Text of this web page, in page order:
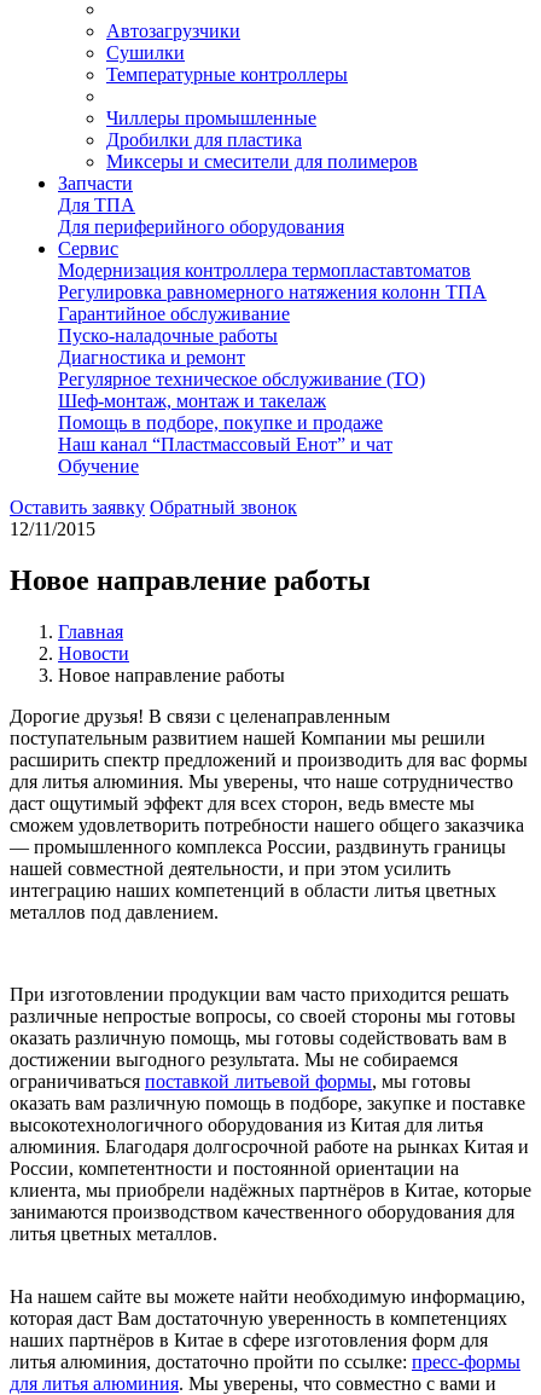
Автозагрузчики
Сушилки
Температурные контроллеры
Чиллеры промышленные
Дробилки для пластика
Миксеры и смесители для полимеров
Запчасти
Для ТПА
Для периферийного оборудования
Сервис
Модернизация контроллера термопластавтоматов
Регулировка равномерного натяжения колонн ТПА
Гарантийное обслуживание
Пуско-наладочные работы
Диагностика и ремонт
Регулярное техническое обслуживание (ТО)
Шеф-монтаж, монтаж и такелаж
Помощь в подборе, покупке и продаже
Наш канал “Пластмассовый Енот” и чат
Обучение
Оставить заявку Обратный звонок
12/11/2015
Новое направление работы
Главная
Новости
Новое направление работы
Дорогие друзья! В связи с целенаправленным
поступательным развитием нашей Компании мы решили
расширить спектр предложений и производить для вас формы
для литья алюминия. Мы уверены, что наше сотрудничество
даст ощутимый эффект для всех сторон, ведь вместе мы
сможем удовлетворить потребности нашего общего заказчика
— промышленного комплекса России, раздвинуть границы
нашей совместной деятельности, и при этом усилить
интеграцию наших компетенций в области литья цветных
металлов под давлением.
При изготовлении продукции вам часто приходится решать
различные непростые вопросы, со своей стороны мы готовы
оказать различную помощь, мы готовы содействовать вам в
достижении выгодного результата. Мы не собираемся
ограничиваться поставкой литьевой формы, мы готовы
оказать вам различную помощь в подборе, закупке и поставке
высокотехнологичного оборудования из Китая для литья
алюминия. Благодаря долгосрочной работе на рынках Китая и
России, компетентности и постоянной ориентации на
клиента, мы приобрели надёжных партнёров в Китае, которые
занимаются производством качественного оборудования для
литья цветных металлов.
На нашем сайте вы можете найти необходимую информацию,
которая даст Вам достаточную уверенность в компетенциях
наших партнёров в Китае в сфере изготовления форм для
литья алюминия, достаточно пройти по ссылке: пресс-формы
для литья алюминия. Мы уверены, что совместно с вами и